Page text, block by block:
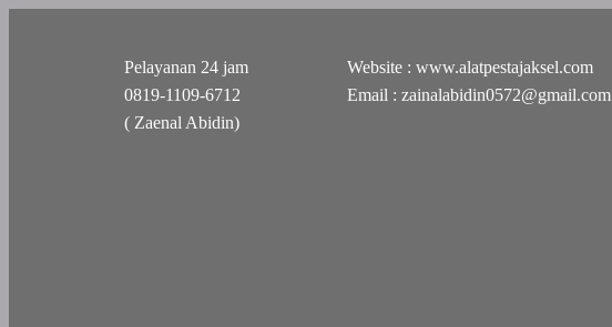
Pelayanan 24 jam
0819-1109-6712
( Zaenal Abidin)
Website : www.alatpestajaksel.com
Email : zainalabidin0572@gmail.com